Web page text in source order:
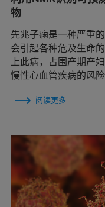
物
先兆子痫是一种严重
会引起各种危及生命
上此病，占围产期产
慢性心血管疾病的风险
阅读更多